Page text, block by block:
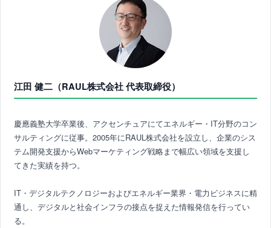
江田 健二（RAUL株式会社 代表取締役）
慶應義塾大学卒業後、アクセンチュアにてエネルギー・IT分野のコン
サルティングに従事。2005年にRAUL株式会社を設立し、企業のシス
テム開発支援からWebマーケティング戦略まで幅広い領域を支援し
てきた実績を持つ。
IT・デジタルテクノロジーおよびエネルギー業界・電力ビジネスに精
通し、デジタルと社会インフラの接点を捉えた情報発信を行ってい
る。